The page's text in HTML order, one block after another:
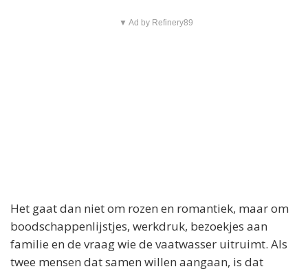
▼ Ad by Refinery89
Het gaat dan niet om rozen en romantiek, maar om
boodschappenlijstjes, werkdruk, bezoekjes aan
familie en de vraag wie de vaatwasser uitruimt. Als
twee mensen dat samen willen aangaan, is dat